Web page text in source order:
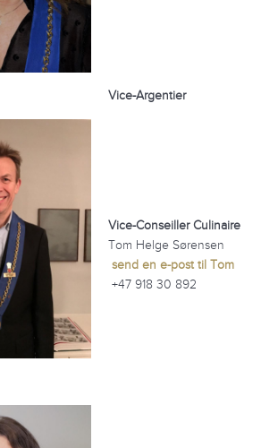
Vice-Argentier
Vice-Conseiller Culinaire
Tom Helge Sørensen
send en e-post til Tom
+47 918 30 892